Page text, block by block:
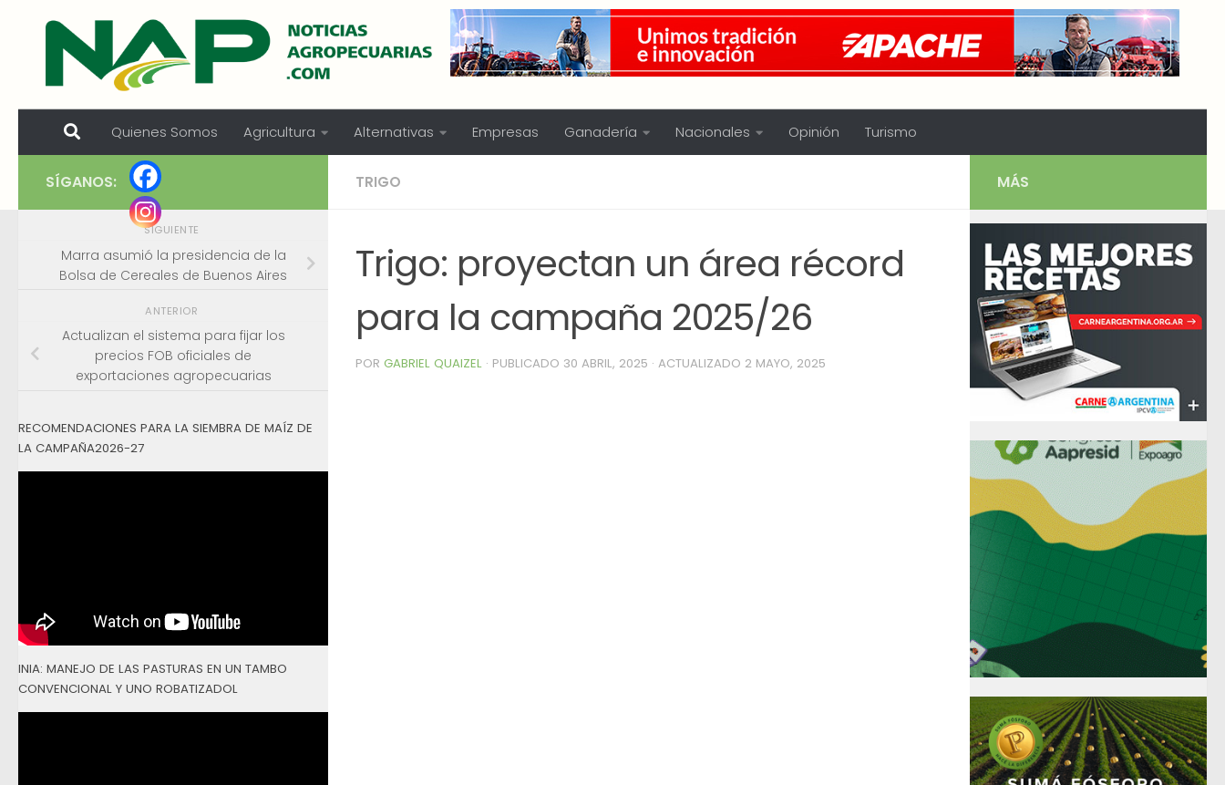
Skip to content
Quienes Somos Agricultura Alternativas Empresas Ganadería Nacionales Opinión Turismo
TRIGO
Trigo: proyectan un área récord
para la campaña 2025/26
POR GABRIEL QUAIZEL · PUBLICADO 30 ABRIL, 2025 · ACTUALIZADO 2 MAYO, 2025
SÍGANOS:
SIGUIENTE
Marra asumió la presidencia de la
Bolsa de Cereales de Buenos Aires
ANTERIOR
Actualizan el sistema para fijar los
precios FOB oficiales de
exportaciones agropecuarias
RECOMENDACIONES PARA LA SIEMBRA DE MAÍZ DE
LA CAMPAÑA2026-27
INIA: MANEJO DE LAS PASTURAS EN UN TAMBO
CONVENCIONAL Y UNO ROBATIZADOL
MÁS